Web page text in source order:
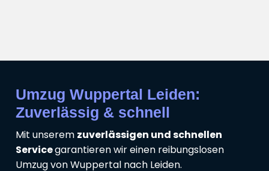
Umzug Wuppertal Leiden:
Zuverlässig & schnell
Mit unserem zuverlässigen und schnellen
Servicegarantieren wir einen reibungslosen
Umzug von Wuppertal nach Leiden.